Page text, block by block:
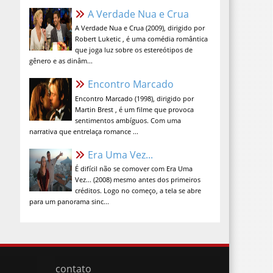
A Verdade Nua e Crua (2009), dirigido por
Robert Luketic , é uma comédia romântica
que joga luz sobre os estereótipos de
gênero e as dinâm...
Encontro Marcado (1998), dirigido por
Martin Brest , é um filme que provoca
sentimentos ambíguos. Com uma
narrativa que entrelaça romance ...
É difícil não se comover com Era Uma
Vez... (2008) mesmo antes dos primeiros
créditos. Logo no começo, a tela se abre
para um panorama sinc...